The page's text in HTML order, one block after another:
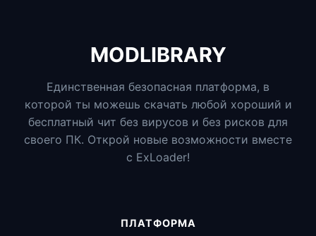
MODLIBRARY
Единственная безопасная платформа, в
которой ты можешь скачать любой хороший и
бесплатный чит без вирусов и без рисков для
своего ПК. Открой новые возможности вместе
с ExLoader!
ПЛАТФОРМА